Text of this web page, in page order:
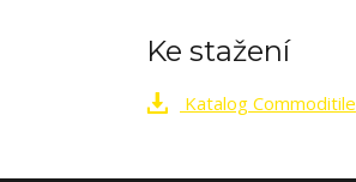
Ke stažení
Katalog Commoditile